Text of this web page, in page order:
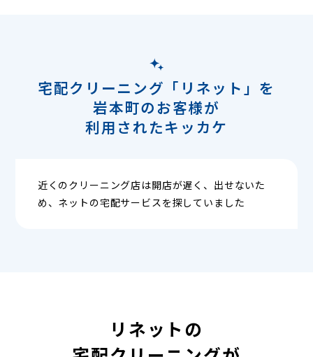
宅配クリーニング「リネット」を
岩本町のお客様が
利用されたキッカケ
近くのクリーニング店は開店が遅く、出せないた
め、ネットの宅配サービスを探していました
リネットの